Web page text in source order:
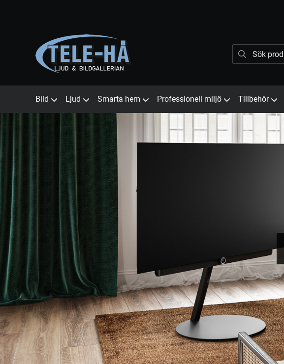
Bild Ljud Smarta hem Professionell miljö Tillbehör